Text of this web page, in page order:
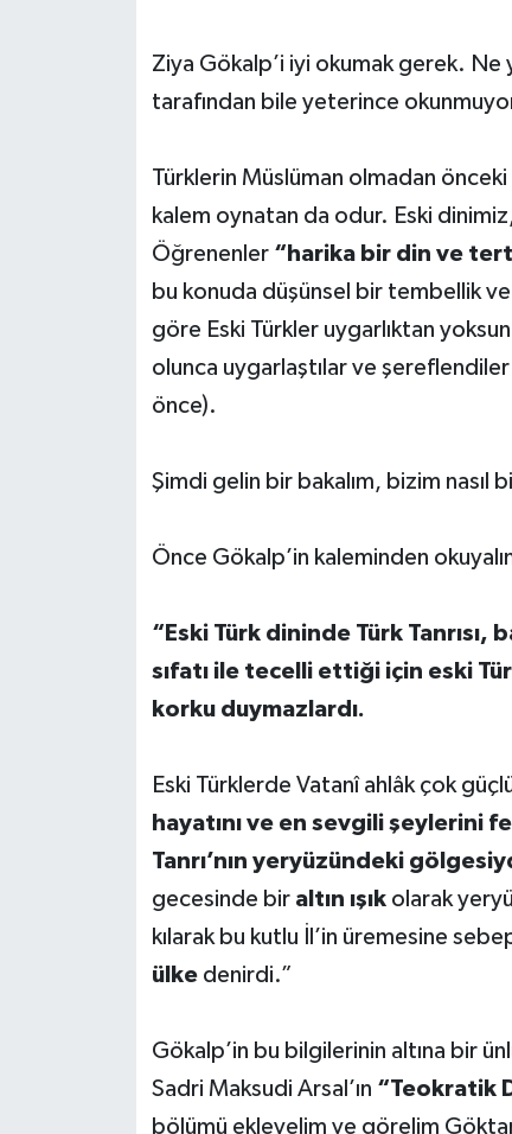
Ziya Gökalp’i iyi okumak gerek. Ne
tarafından bile yeterince
Türklerin Müslüman olmadan
kalem oynatan da odur. Eski
Öğrenenler “harika bir din ve
bu konuda düşünsel bir tembellik
göre Eski Türkler uygarlıktan
olunca uygarlaştılar ve
önce).
Şimdi gelin bir bakalım, bizim nasıl
Önce Gökalp’in kaleminden
“Eski Türk dininde Türk Tanrısı,
sıfatı ile tecelli ettiği için eski
korku duymazlardı.
Eski Türklerde Vatanî ahlâk çok
hayatını ve en sevgili şeylerini
Tanrı’nın yeryüzündeki
gecesinde bir altın ışıkolarak
kılarak bu kutlu İl’in üremesine
ülkedenirdi.”
Gökalp’in bu bilgilerinin altına bir
Sadri Maksudi Arsal’ın “Teokratik
bölümü ekleyelim ve görelim